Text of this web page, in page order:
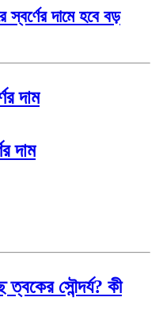
দামে হবে বড়
দাম
দাম
ত্বকের সৌন্দর্য? কী